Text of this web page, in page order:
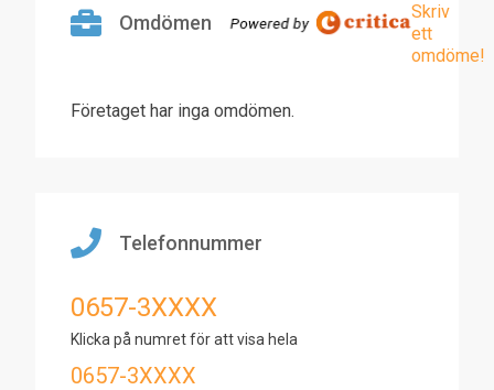
Omdömen
Skriv
ett
omdöme!
Företaget har inga omdömen.
Telefonnummer
0657-3XXXX
Klicka på numret för att visa hela
0657-3XXXX